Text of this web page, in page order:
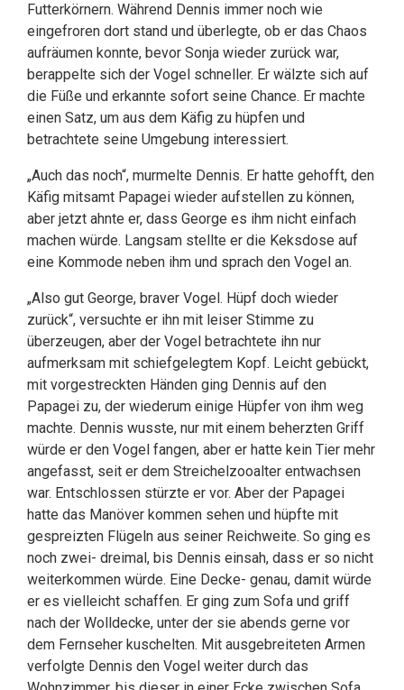
Futterkörnern. Während Dennis immer noch wie
eingefroren dort stand und überlegte, ob er das Chaos
aufräumen konnte, bevor Sonja wieder zurück war,
berappelte sich der Vogel schneller. Er wälzte sich auf
die Füße und erkannte sofort seine Chance. Er machte
einen Satz, um aus dem Käfig zu hüpfen und
betrachtete seine Umgebung interessiert.
„Auch das noch“, murmelte Dennis. Er hatte gehofft, den
Käfig mitsamt Papagei wieder aufstellen zu können,
aber jetzt ahnte er, dass George es ihm nicht einfach
machen würde. Langsam stellte er die Keksdose auf
eine Kommode neben ihm und sprach den Vogel an.
„Also gut George, braver Vogel. Hüpf doch wieder
zurück“, versuchte er ihn mit leiser Stimme zu
überzeugen, aber der Vogel betrachtete ihn nur
aufmerksam mit schiefgelegtem Kopf. Leicht gebückt,
mit vorgestreckten Händen ging Dennis auf den
Papagei zu, der wiederum einige Hüpfer von ihm weg
machte. Dennis wusste, nur mit einem beherzten Griff
würde er den Vogel fangen, aber er hatte kein Tier mehr
angefasst, seit er dem Streichelzooalter entwachsen
war. Entschlossen stürzte er vor. Aber der Papagei
hatte das Manöver kommen sehen und hüpfte mit
gespreizten Flügeln aus seiner Reichweite. So ging es
noch zwei- dreimal, bis Dennis einsah, dass er so nicht
weiterkommen würde. Eine Decke- genau, damit würde
er es vielleicht schaffen. Er ging zum Sofa und griff
nach der Wolldecke, unter der sie abends gerne vor
dem Fernseher kuschelten. Mit ausgebreiteten Armen
verfolgte Dennis den Vogel weiter durch das